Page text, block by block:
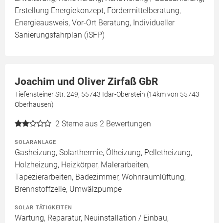
Erstellung Energiekonzept, Fördermittelberatung,
Energieausweis, Vor-Ort Beratung, Individueller
Sanierungsfahrplan (iSFP)
Joachim und Oliver Zirfaß GbR
Tiefensteiner Str. 249, 55743 Idar-Oberstein (14km von 55743
Oberhausen)
2 Sterne aus 2 Bewertungen
SOLARANLAGE
Gasheizung, Solarthermie, Ölheizung, Pelletheizung,
Holzheizung, Heizkörper, Malerarbeiten,
Tapezierarbeiten, Badezimmer, Wohnraumlüftung,
Brennstoffzelle, Umwälzpumpe
SOLAR TÄTIGKEITEN
Wartung, Reparatur, Neuinstallation / Einbau,